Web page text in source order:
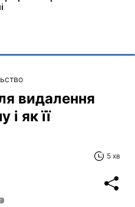
видалення
як її
5 хв